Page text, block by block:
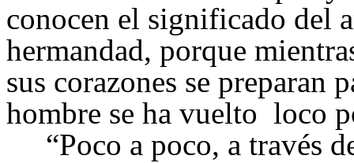
conocen el significado del
hermandad, porque
sus corazones se preparan
hombre se ha vuelto loco
“Poco a poco, a través